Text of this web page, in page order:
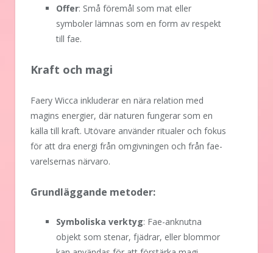
Offer: Små föremål som mat eller
symboler lämnas som en form av respekt
till fae.
Kraft och magi
Faery Wicca inkluderar en nära relation med
magins energier, där naturen fungerar som en
källa till kraft. Utövare använder ritualer och fokus
för att dra energi från omgivningen och från fae-
varelsernas närvaro.
Grundläggande metoder:
Symboliska verktyg: Fae-anknutna
objekt som stenar, fjädrar, eller blommor